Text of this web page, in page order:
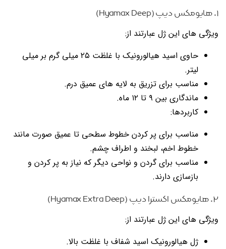
۱. هایومکس دیپ (Hyamax Deep)
ویژگی های این ژل عبارتند از:
حاوی اسید هیالورونیک با غلظت ۲۵ میلی گرم بر میلی
لیتر.
مناسب برای تزریق به لایه های عمیق درم.
ماندگاری بین ۹ تا ۱۲ ماه.
کاربردها:
مناسب برای پر کردن خطوط سطحی تا عمیق صورت مانند
خطوط اخم، لبخند و اطراف چشم.
مناسب برای گردن و نواحی دیگر که نیاز به پر کردن و
بازسازی دارند.
۲. هایومکس اکسترا دیپ (Hyamax Extra Deep)
ویژگی های این ژل عبارتند از:
ژل هیالورونیک اسید شفاف با غلظت بالا.